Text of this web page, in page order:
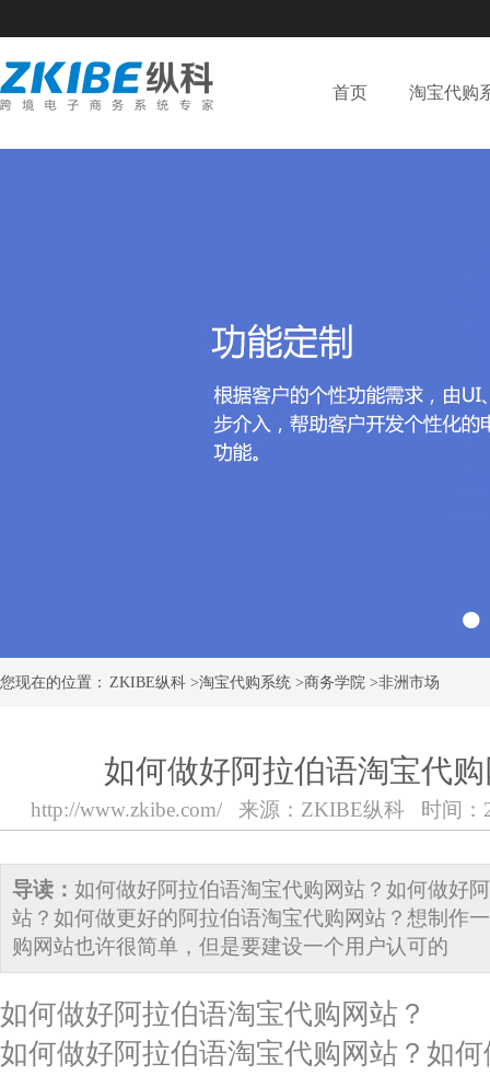
首页 淘宝代购
您现在的位置： ZKIBE纵科 >淘宝代购系统 >商务学院 >非洲市场
如何做好阿拉伯语淘宝代
http://www.zkibe.com/来源： ZKIBE纵科 时间：
导读： 如何做好阿拉伯语淘宝代购网站？如何做好
站？如何做更好的阿拉伯语淘宝代购网站？想制作
购网站也许很简单，但是要建设一个用户认可的
如何做好阿拉伯语淘宝代购网站？
如何做好阿拉伯语淘宝代购网站？如